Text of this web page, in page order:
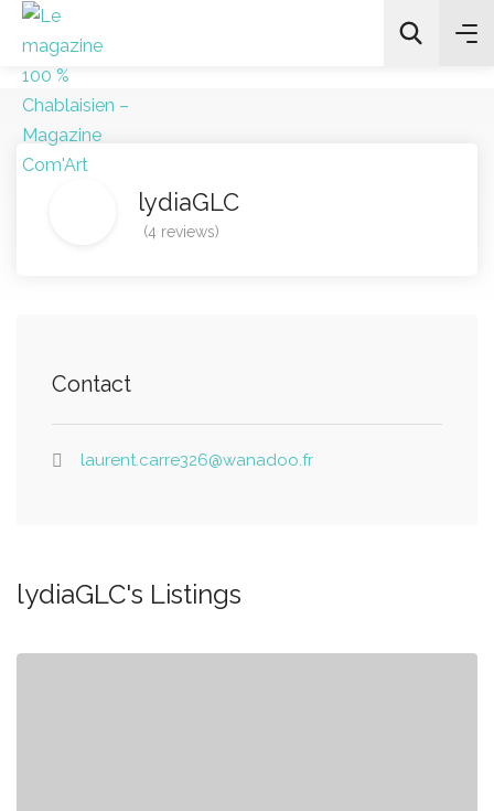
All Categories
Chercher
lydiaGLC
(4 reviews)
Contact
laurent.carre326@wanadoo.fr
lydiaGLC's Listings